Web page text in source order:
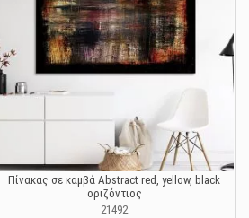
Πίνακας σε καμβά Abstract red, yellow, black
οριζόντιος
21492